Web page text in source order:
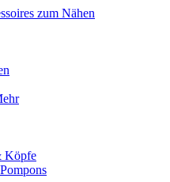
zum Nähen
Köpfe